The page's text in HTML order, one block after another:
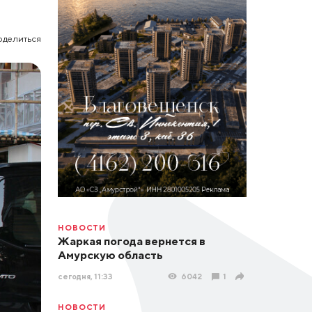
НОВОСТИ
Жаркая погода вернется в
Амурскую область
сегодня, 11:33 6042 1
НОВОСТИ